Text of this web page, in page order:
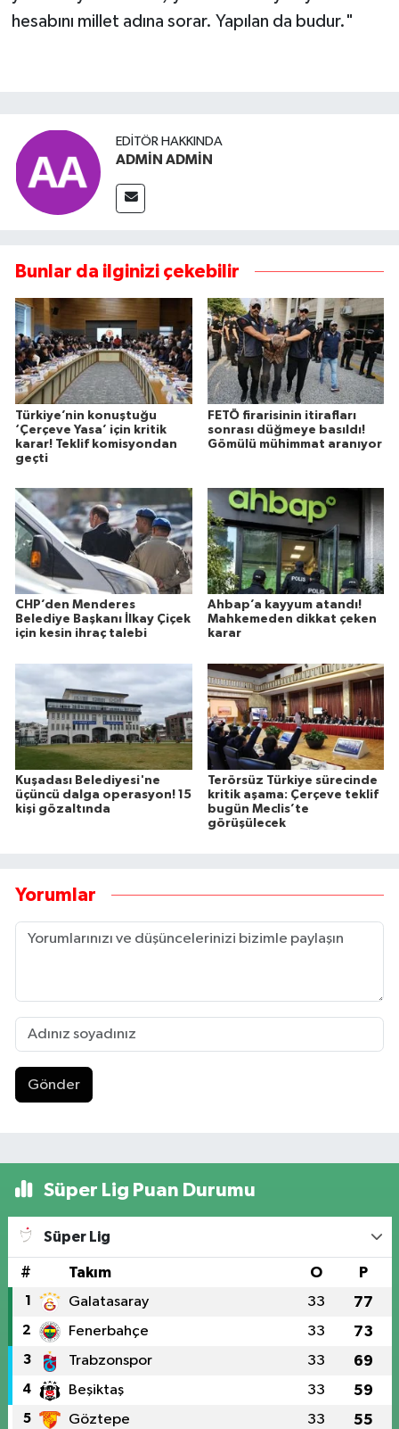
hesabını millet adına sorar. Yapılan da budur."
EDITÖR HAKKINDA
ADMİN ADMİN
Bunlar da ilginizi çekebilir
Türkiye’nin konuştuğu
‘Çerçeve Yasa’ için kritik
karar! Teklif komisyondan
geçti
FETÖ firarisinin itirafları
sonrası düğmeye basıldı!
Gömülü mühimmat aranıyor
CHP’den Menderes
Belediye Başkanı İlkay Çiçek
için kesin ihraç talebi
Ahbap’a kayyum atandı!
Mahkemeden dikkat çeken
karar
Kuşadası Belediyesi'ne
üçüncü dalga operasyon! 15
kişi gözaltında
Terörsüz Türkiye sürecinde
kritik aşama: Çerçeve teklif
bugün Meclis’te
görüşülecek
Yorumlar
Gönder
Süper Lig Puan Durumu
Süper Lig
# Takım O P
1 Galatasaray 33 77
2 Fenerbahçe 33 73
3 Trabzonspor 33 69
4 Beşiktaş 33 59
5 Göztepe 33 55